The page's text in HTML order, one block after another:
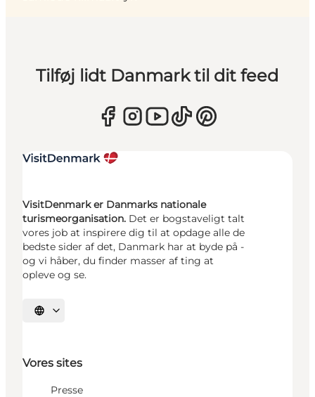
Tilføj lidt Danmark til dit feed
VisitDenmark er Danmarks nationale
turismeorganisation. Det er bogstaveligt talt
vores job at inspirere dig til at opdage alle de
bedste sider af det, Danmark har at byde på -
og vi håber, du finder masser af ting at
opleve og se.
Vælg sprog
Vores sites
Presse